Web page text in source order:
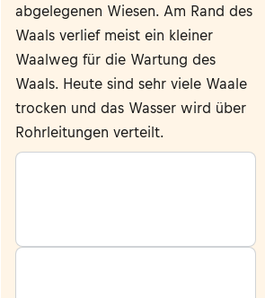
abgelegenen Wiesen. Am Rand des
Waals verlief meist ein kleiner
Waalweg für die Wartung des
Waals. Heute sind sehr viele Waale
trocken und das Wasser wird über
Rohrleitungen verteilt.